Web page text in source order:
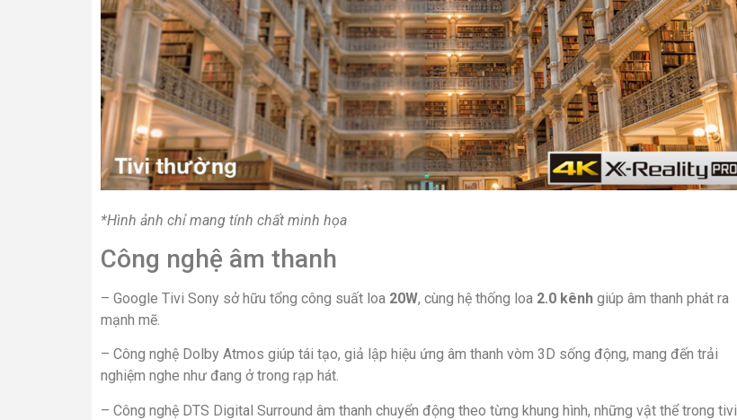
*Hình ảnh chỉ mang tính chất minh họa
Công nghệ âm thanh
– Google Tivi Sony sở hữu tổng công suất loa 20W, cùng hệ thống loa 2.0 kênh giúp âm thanh phát ra
mạnh mẽ.
– Công nghệ Dolby Atmos giúp tái tạo, giả lập hiệu ứng âm thanh vòm 3D sống động, mang đến trải
nghiệm nghe như đang ở trong rạp hát.
– Công nghệ DTS Digital Surround âm thanh chuyển động theo từng khung hình, những vật thể trong tivi